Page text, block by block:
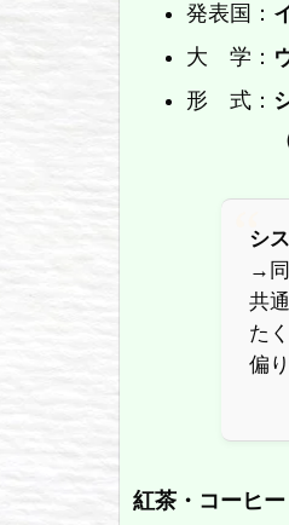
発表国：
大 学：
形 式：
シ
→同
共
た
偏
紅茶・コーヒ